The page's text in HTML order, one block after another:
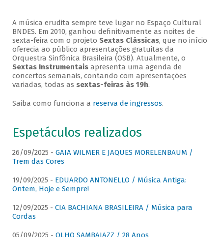
A música erudita sempre teve lugar no Espaço Cultural
BNDES. Em 2010, ganhou definitivamente as noites de
sexta-feira com o projeto Sextas Clássicas, que no início
oferecia ao público apresentações gratuitas da
Orquestra Sinfônica Brasileira (OSB). Atualmente, o
Sextas Instrumentaisapresenta uma agenda de
concertos semanais, contando com apresentações
variadas, todas as sextas-feiras às 19h.
Saiba como funciona a reserva de ingressos.
Espetáculos realizados
26/09/2025 - GAIA WILMER E JAQUES MORELENBAUM /
Trem das Cores
19/09/2025 - EDUARDO ANTONELLO / Música Antiga:
Ontem, Hoje e Sempre!
12/09/2025 - CIA BACHIANA BRASILEIRA / Música para
Cordas